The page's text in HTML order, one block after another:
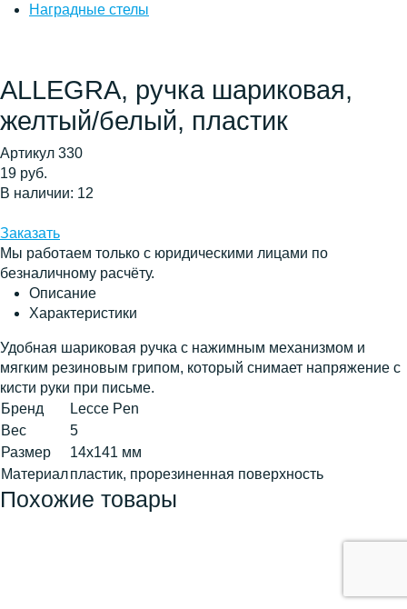
Наградные стелы
ALLEGRA, ручка шариковая,
желтый/белый, пластик
Артикул 330
19 руб.
В наличии: 12
Заказать
Мы работаем только с юридическими лицами по
безналичному расчёту.
Описание
Характеристики
Удобная шариковая ручка с нажимным механизмом и
мягким резиновым грипом, который снимает напряжение с
кисти руки при письме.
Бренд
Lecce Pen
Вес
5
Размер
14х141 мм
Материалпластик, прорезиненная поверхность
Похожие товары